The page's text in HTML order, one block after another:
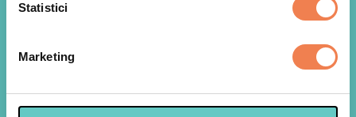
Statistici
Marketing
Intr-un robot de bucatarie cu lama in S punem
pana cand obtinem un amestec fin si omogen.
Decongelam pestele si cu o penseta (sau cu
mana) scoatem oasele – se simt la presarea
peste in jumatate si le dam prin amestecul de